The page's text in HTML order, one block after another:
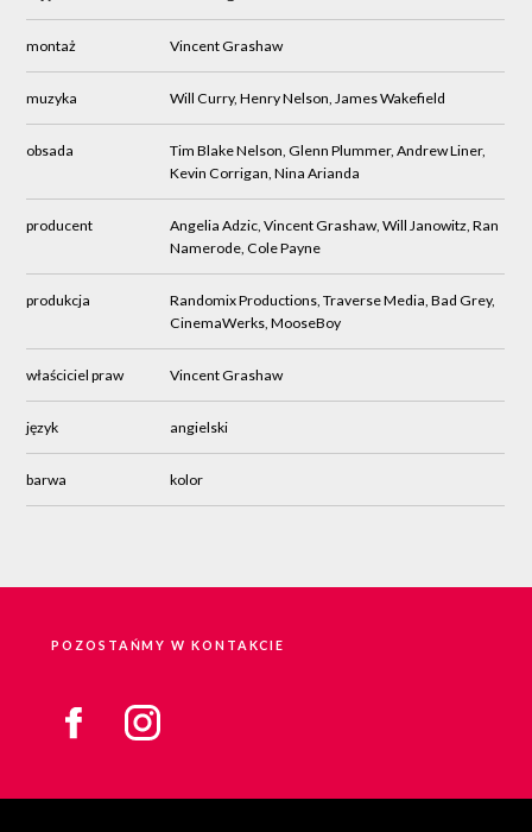
montaż Vincent Grashaw
muzyka Will Curry, Henry Nelson, James Wakefield
obsada
Tim Blake Nelson, Glenn Plummer, Andrew Liner,
Kevin Corrigan, Nina Arianda
producent
Angelia Adzic, Vincent Grashaw, Will Janowitz, Ran
Namerode, Cole Payne
produkcja
Randomix Productions, Traverse Media, Bad Grey,
CinemaWerks, MooseBoy
właściciel praw Vincent Grashaw
język angielski
barwa kolor
POZOSTAŃMY W KONTAKCIE